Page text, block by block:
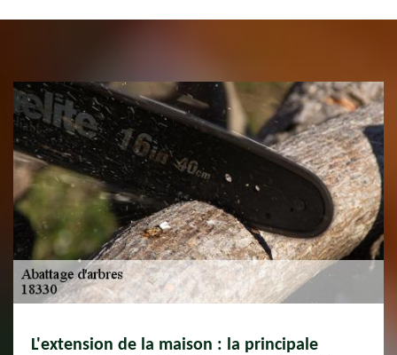
L'extension de la maison : la principale